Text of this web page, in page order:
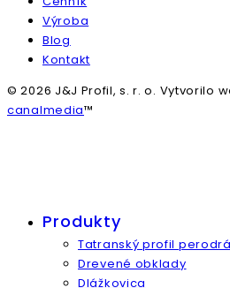
Výroba
Blog
Kontakt
© 2026 J&J Profil, s. r. o. Vytvorilo
canalmedia™
Produkty
Tatranský profil
Drevené obklady
Dlážkovica